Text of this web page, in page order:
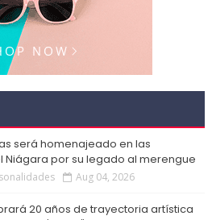
será homenajeado en las
Niágara por su legado al merengue
Aug 04, 2026
20 años de trayectoria artística